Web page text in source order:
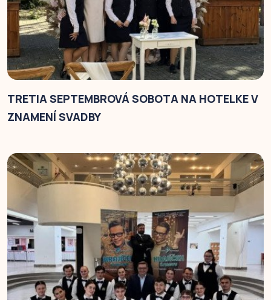
TRETIA SEPTEMBROVÁ SOBOTA NA HOTELKE V
ZNAMENÍ SVADBY